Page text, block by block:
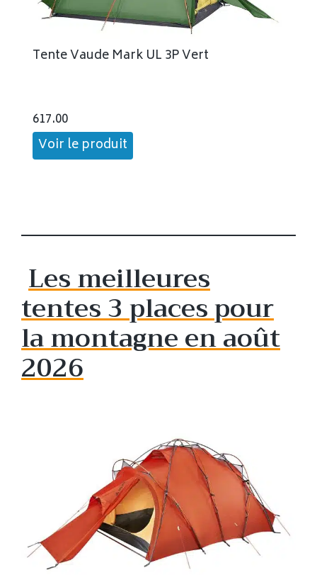
Tente Vaude Mark UL 3P Vert
617.00
Voir le produit
Les meilleures
tentes 3 places pour
la montagne en août
2026